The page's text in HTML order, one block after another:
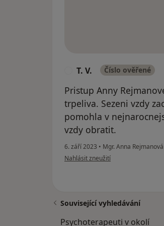
T. V. Číslo ověřené
Pristup Anny
trpeliva. Sezeni vzdy
pomohla v
vzdy obratit.
6. září 2023 • Mgr. Anna
podle názoru uživatele T. V.
Nahlásit zneužití
Související vyhledávání
Psychoterapeuti v okolí